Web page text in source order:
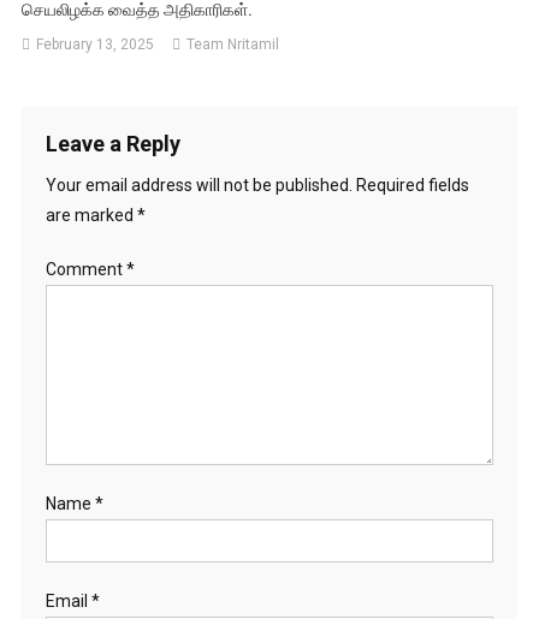
செயலிழக்க வைத்த அதிகாரிகள்.
February 13, 2025 Team Nritamil
Leave a Reply
Your email address will not be published.
Required fields
are marked *
Comment*
Name *
Email *